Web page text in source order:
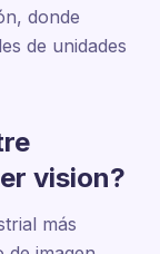
donde
de unidades
vision?
más